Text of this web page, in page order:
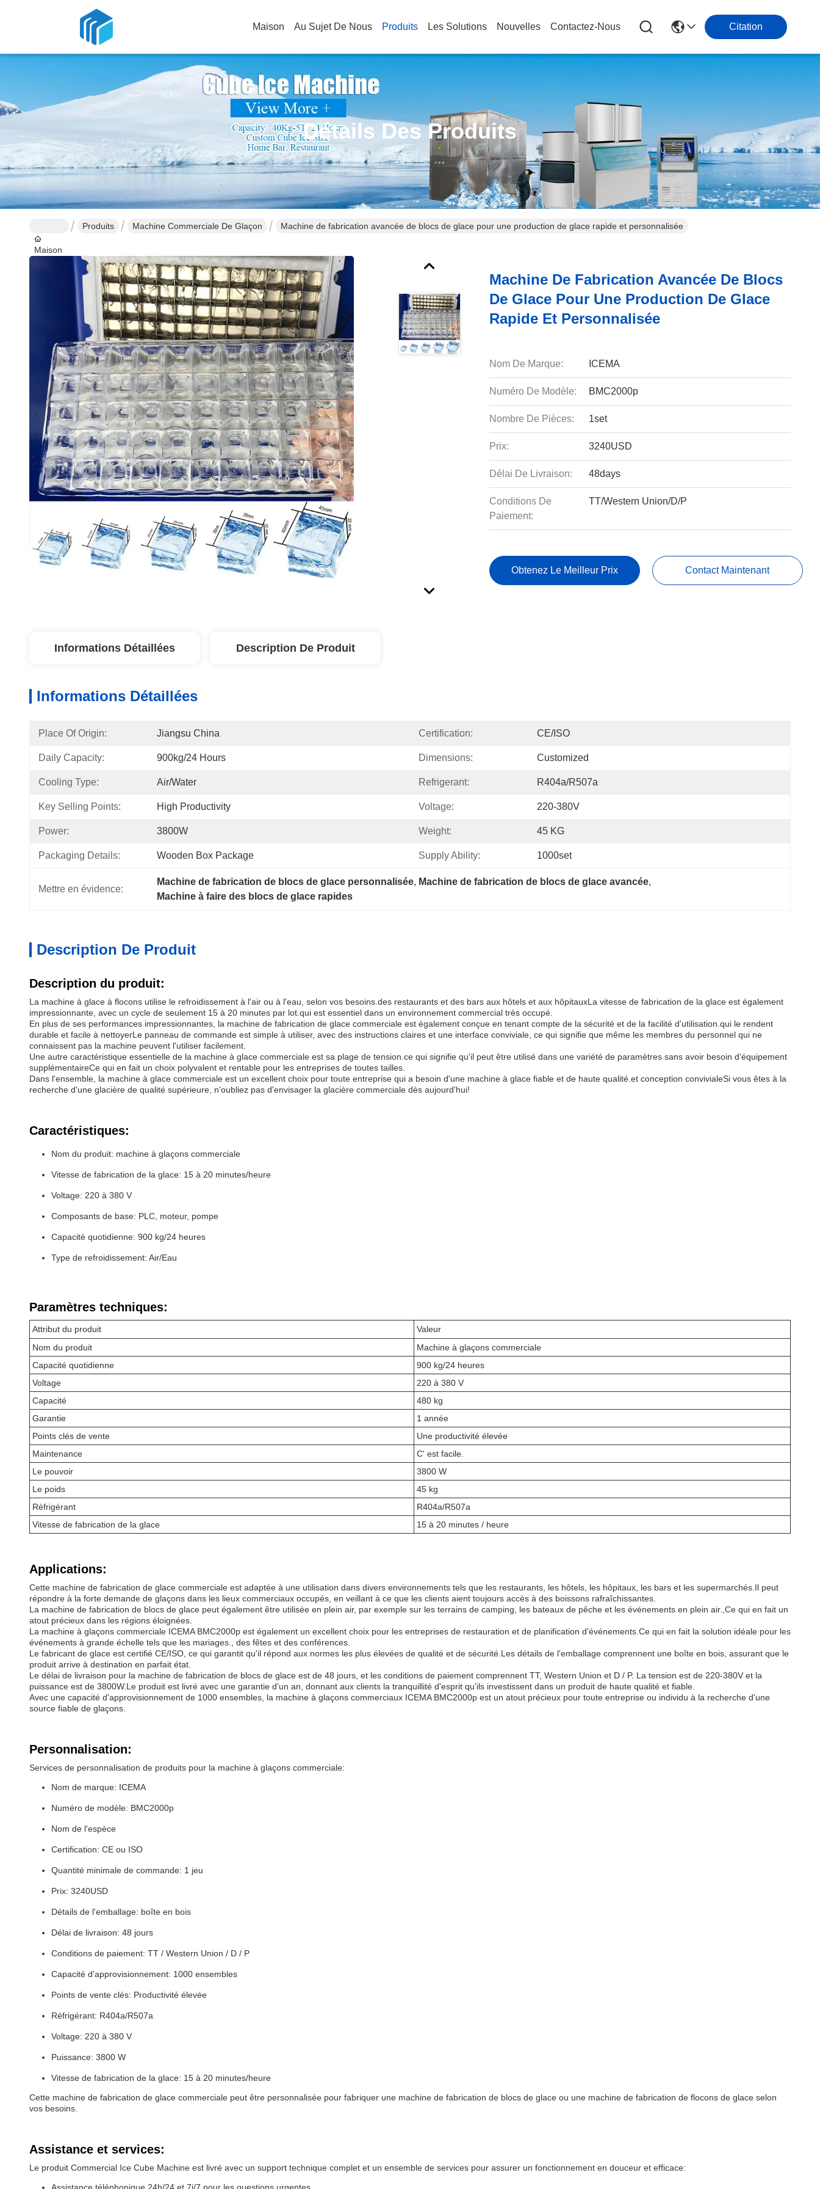
Maison Au Sujet De Nous Produits Les Solutions Nouvelles Contactez-Nous Citation
Détails Des Produits
Maison
Produits Machine Commerciale De Glaçon Machine de fabrication avancée de blocs de glace pour une production de glace rapide et personnalisée
Machine De Fabrication Avancée De Blocs
De Glace Pour Une Production De Glace
Rapide Et Personnalisée
Nom De Marque: ICEMA
Numéro De Modèle: BMC2000p
Nombre De Pièces: 1set
Prix: 3240USD
Délai De Livraison: 48days
Conditions De
Paiement:
TT/Western Union/D/P
Obtenez Le Meilleur Prix Contact Maintenant
Informations Détaillées Description De Produit
Informations Détaillées
Place Of Origin: Jiangsu China Certification: CE/ISO
Daily Capacity: 900kg/24 Hours Dimensions: Customized
Cooling Type: Air/Water Refrigerant: R404a/R507a
Key Selling Points: High Productivity Voltage: 220-380V
Power: 3800W Weight: 45 KG
Packaging Details: Wooden Box Package Supply Ability: 1000set
Mettre en évidence:
Machine de fabrication de blocs de glace personnalisée, Machine de fabrication de blocs de glace avancée,
Machine à faire des blocs de glace rapides
Description De Produit
Description du produit:
La machine à glace à flocons utilise le refroidissement à l'air ou à l'eau, selon vos besoins.des restaurants et des bars aux hôtels et aux hôpitauxLa vitesse de fabrication de la glace est également
impressionnante, avec un cycle de seulement 15 à 20 minutes par lot.qui est essentiel dans un environnement commercial très occupé.
En plus de ses performances impressionnantes, la machine de fabrication de glace commerciale est également conçue en tenant compte de la sécurité et de la facilité d'utilisation.qui le rendent
durable et facile à nettoyerLe panneau de commande est simple à utiliser, avec des instructions claires et une interface conviviale, ce qui signifie que même les membres du personnel qui ne
connaissent pas la machine peuvent l'utiliser facilement.
Une autre caractéristique essentielle de la machine à glace commerciale est sa plage de tension.ce qui signifie qu'il peut être utilisé dans une variété de paramètres sans avoir besoin d'équipement
supplémentaireCe qui en fait un choix polyvalent et rentable pour les entreprises de toutes tailles.
Dans l'ensemble, la machine à glace commerciale est un excellent choix pour toute entreprise qui a besoin d'une machine à glace fiable et de haute qualité.et conception convivialeSi vous êtes à la
recherche d'une glacière de qualité supérieure, n'oubliez pas d'envisager la glacière commerciale dès aujourd'hui!
Caractéristiques:
Nom du produit: machine à glaçons commerciale
Vitesse de fabrication de la glace: 15 à 20 minutes/heure
Voltage: 220 à 380 V
Composants de base: PLC, moteur, pompe
Capacité quotidienne: 900 kg/24 heures
Type de refroidissement: Air/Eau
Paramètres techniques:
Attribut du produit
Valeur
Nom du produit
Machine à glaçons commerciale
Capacité quotidienne
900 kg/24 heures
Voltage
220 à 380 V
Capacité
480 kg
Garantie
1 année
Points clés de vente
Une productivité élevée
Maintenance
C' est facile.
Le pouvoir
3800 W
Le poids
45 kg
Réfrigérant
R404a/R507a
Vitesse de fabrication de la glace
15 à 20 minutes / heure
Applications:
Cette machine de fabrication de glace commerciale est adaptée à une utilisation dans divers environnements tels que les restaurants, les hôtels, les hôpitaux, les bars et les supermarchés.Il peut
répondre à la forte demande de glaçons dans les lieux commerciaux occupés, en veillant à ce que les clients aient toujours accès à des boissons rafraîchissantes.
La machine de fabrication de blocs de glace peut également être utilisée en plein air, par exemple sur les terrains de camping, les bateaux de pêche et les événements en plein air.,Ce qui en fait un
atout précieux dans les régions éloignées.
La machine à glaçons commerciale ICEMA BMC2000p est également un excellent choix pour les entreprises de restauration et de planification d'événements.Ce qui en fait la solution idéale pour les
événements à grande échelle tels que les mariages., des fêtes et des conférences.
Le fabricant de glace est certifié CE/ISO, ce qui garantit qu'il répond aux normes les plus élevées de qualité et de sécurité.Les détails de l'emballage comprennent une boîte en bois, assurant que le
produit arrive à destination en parfait état.
Le délai de livraison pour la machine de fabrication de blocs de glace est de 48 jours, et les conditions de paiement comprennent TT, Western Union et D / P. La tension est de 220-380V et la
puissance est de 3800W.Le produit est livré avec une garantie d'un an, donnant aux clients la tranquillité d'esprit qu'ils investissent dans un produit de haute qualité et fiable.
Avec une capacité d'approvisionnement de 1000 ensembles, la machine à glaçons commerciaux ICEMA BMC2000p est un atout précieux pour toute entreprise ou individu à la recherche d'une
source fiable de glaçons.
Personnalisation:
Services de personnalisation de produits pour la machine à glaçons commerciale:
Nom de marque: ICEMA
Numéro de modèle: BMC2000p
Nom de l'espèce
Certification: CE ou ISO
Quantité minimale de commande: 1 jeu
Prix: 3240USD
Détails de l'emballage: boîte en bois
Délai de livraison: 48 jours
Conditions de paiement: TT / Western Union / D / P
Capacité d'approvisionnement: 1000 ensembles
Points de vente clés: Productivité élevée
Réfrigérant: R404a/R507a
Voltage: 220 à 380 V
Puissance: 3800 W
Vitesse de fabrication de la glace: 15 à 20 minutes/heure
Cette machine de fabrication de glace commerciale peut être personnalisée pour fabriquer une machine de fabrication de blocs de glace ou une machine de fabrication de flocons de glace selon
vos besoins.
Assistance et services:
Le produit Commercial Ice Cube Machine est livré avec un support technique complet et un ensemble de services pour assurer un fonctionnement en douceur et efficace: